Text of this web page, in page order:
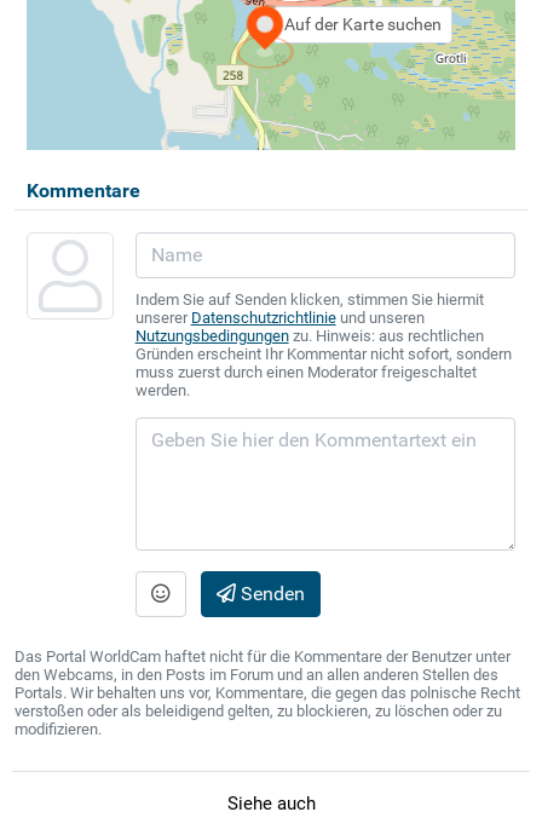
Auf der Karte suchen
Kommentare
Indem Sie auf Senden klicken, stimmen Sie hiermit
unserer Datenschutzrichtlinieund unseren
Nutzungsbedingungenzu. Hinweis: aus rechtlichen
Gründen erscheint Ihr Kommentar nicht sofort, sondern
muss zuerst durch einen Moderator freigeschaltet
werden.
Senden
Das Portal WorldCam haftet nicht für die Kommentare der Benutzer unter
den Webcams, in den Posts im Forum und an allen anderen Stellen des
Portals. Wir behalten uns vor, Kommentare, die gegen das polnische Recht
verstoßen oder als beleidigend gelten, zu blockieren, zu löschen oder zu
modifizieren.
Siehe auch